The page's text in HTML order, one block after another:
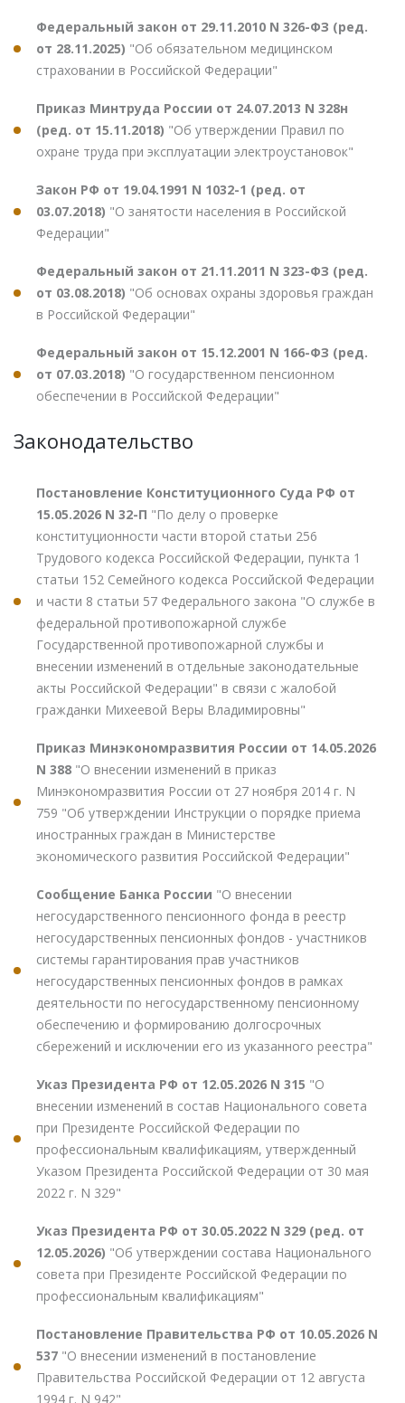
Федеральный закон от 29.11.2010 N 326-ФЗ (ред.
от 28.11.2025) "Об обязательном медицинском
страховании в Российской Федерации"
Приказ Минтруда России от 24.07.2013 N 328н
(ред. от 15.11.2018) "Об утверждении Правил по
охране труда при эксплуатации электроустановок"
Закон РФ от 19.04.1991 N 1032-1 (ред. от
03.07.2018) "О занятости населения в Российской
Федерации"
Федеральный закон от 21.11.2011 N 323-ФЗ (ред.
от 03.08.2018) "Об основах охраны здоровья граждан
в Российской Федерации"
Федеральный закон от 15.12.2001 N 166-ФЗ (ред.
от 07.03.2018) "О государственном пенсионном
обеспечении в Российской Федерации"
Законодательство
Постановление Конституционного Суда РФ от
15.05.2026 N 32-П "По делу о проверке
конституционности части второй статьи 256
Трудового кодекса Российской Федерации, пункта 1
статьи 152 Семейного кодекса Российской Федерации
и части 8 статьи 57 Федерального закона "О службе в
федеральной противопожарной службе
Государственной противопожарной службы и
внесении изменений в отдельные законодательные
акты Российской Федерации" в связи с жалобой
гражданки Михеевой Веры Владимировны"
Приказ Минэкономразвития России от 14.05.2026
N 388 "О внесении изменений в приказ
Минэкономразвития России от 27 ноября 2014 г. N
759 "Об утверждении Инструкции о порядке приема
иностранных граждан в Министерстве
экономического развития Российской Федерации"
Сообщение Банка России "О внесении
негосударственного пенсионного фонда в реестр
негосударственных пенсионных фондов - участников
системы гарантирования прав участников
негосударственных пенсионных фондов в рамках
деятельности по негосударственному пенсионному
обеспечению и формированию долгосрочных
сбережений и исключении его из указанного реестра"
Указ Президента РФ от 12.05.2026 N 315 "О
внесении изменений в состав Национального совета
при Президенте Российской Федерации по
профессиональным квалификациям, утвержденный
Указом Президента Российской Федерации от 30 мая
2022 г. N 329"
Указ Президента РФ от 30.05.2022 N 329 (ред. от
12.05.2026) "Об утверждении состава Национального
совета при Президенте Российской Федерации по
профессиональным квалификациям"
Постановление Правительства РФ от 10.05.2026 N
537 "О внесении изменений в постановление
Правительства Российской Федерации от 12 августа
1994 г. N 942"